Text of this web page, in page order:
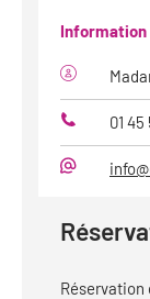
Information
Téléphone
01 45
Réservation